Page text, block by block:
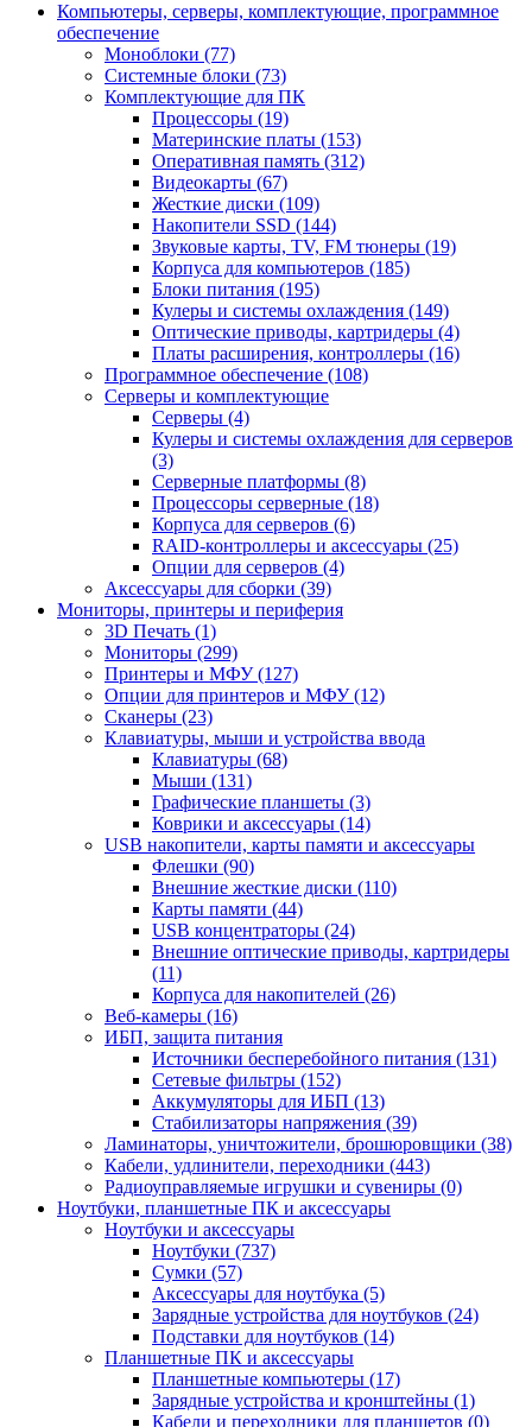
Компьютеры, серверы, комплектующие, программное
обеспечение
Моноблоки (77)
Системные блоки (73)
Комплектующие для ПК
Процессоры (19)
Материнские платы (153)
Оперативная память (312)
Видеокарты (67)
Жесткие диски (109)
Накопители SSD (144)
Звуковые карты, TV, FM тюнеры (19)
Корпуса для компьютеров (185)
Блоки питания (195)
Кулеры и системы охлаждения (149)
Оптические приводы, картридеры (4)
Платы расширения, контроллеры (16)
Программное обеспечение (108)
Серверы и комплектующие
Серверы (4)
Кулеры и системы охлаждения для серверов
(3)
Серверные платформы (8)
Процессоры серверные (18)
Корпуса для серверов (6)
RAID-контроллеры и аксессуары (25)
Опции для серверов (4)
Аксессуары для сборки (39)
Мониторы, принтеры и периферия
3D Печать (1)
Мониторы (299)
Принтеры и МФУ (127)
Опции для принтеров и МФУ (12)
Сканеры (23)
Клавиатуры, мыши и устройства ввода
Клавиатуры (68)
Мыши (131)
Графические планшеты (3)
Коврики и аксессуары (14)
USB накопители, карты памяти и аксессуары
Флешки (90)
Внешние жесткие диски (110)
Карты памяти (44)
USB концентраторы (24)
Внешние оптические приводы, картридеры
(11)
Корпуса для накопителей (26)
Веб-камеры (16)
ИБП, защита питания
Источники бесперебойного питания (131)
Сетевые фильтры (152)
Аккумуляторы для ИБП (13)
Стабилизаторы напряжения (39)
Ламинаторы, уничтожители, брошюровщики (38)
Кабели, удлинители, переходники (443)
Радиоуправляемые игрушки и сувениры (0)
Ноутбуки, планшетные ПК и аксессуары
Ноутбуки и аксессуары
Ноутбуки (737)
Сумки (57)
Аксессуары для ноутбука (5)
Зарядные устройства для ноутбуков (24)
Подставки для ноутбуков (14)
Планшетные ПК и аксессуары
Планшетные компьютеры (17)
Зарядные устройства и кронштейны (1)
Кабели и переходники для планшетов (0)